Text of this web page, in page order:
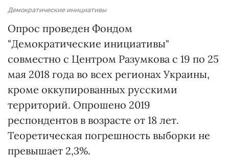
Демократические инициативы
Опрос проведен Фондом
"Демократические инициативы"
совместно с Центром Разумкова с 19 по 25
мая 2018 года во всех регионах Украины,
кроме оккупированных русскими
территорий. Опрошено 2019
респондентов в возрасте от 18 лет.
Теоретическая погрешность выборки не
превышает 2,3%.